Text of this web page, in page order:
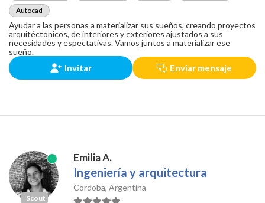
Autocad
Ayudar a las personas a materializar sus sueños, creando proyectos
arquitéctonicos, de interiores y exteriores ajustados a sus
necesidades y espectativas. Vamos juntos a materializar ese
sueño.
Invitar Enviar mensaje
Scout
Emilia A.
Ingeniería y arquitectura
Cordoba, Argentina